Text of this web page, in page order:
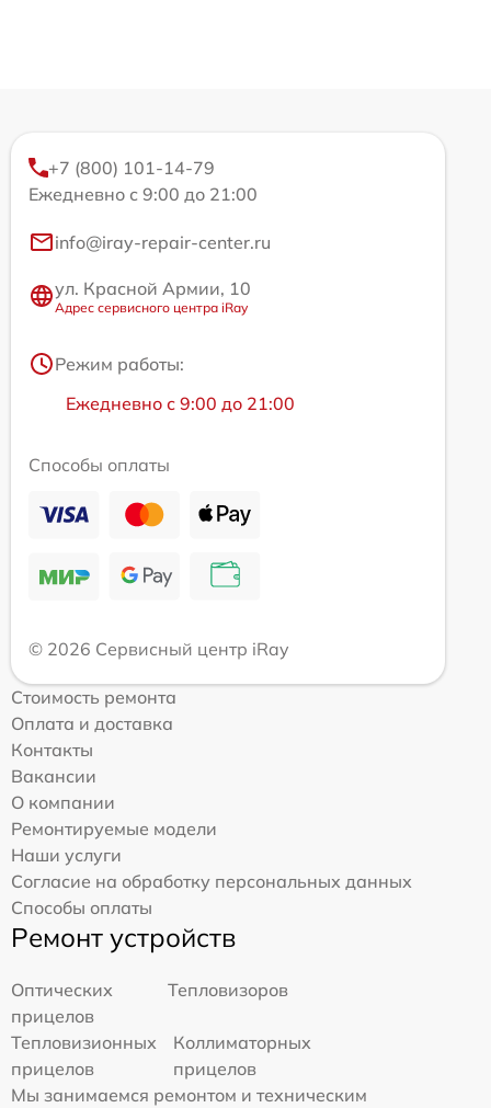
+7 (800) 101-14-79
Ежедневно с 9:00 до 21:00
info@iray-repair-center.ru
ул. Красной Армии, 10
Адрес сервисного центра iRay
Режим работы:
Ежедневно с 9:00 до 21:00
Способы оплаты
© 2026 Сервисный центр iRay
Стоимость ремонта
Оплата и доставка
Контакты
Вакансии
О компании
Ремонтируемые модели
Наши услуги
Согласие на обработку персональных данных
Способы оплаты
Ремонт устройств
Оптических
прицелов
Тепловизоров
Тепловизионных
прицелов
Коллиматорных
прицелов
Мы занимаемся ремонтом и техническим